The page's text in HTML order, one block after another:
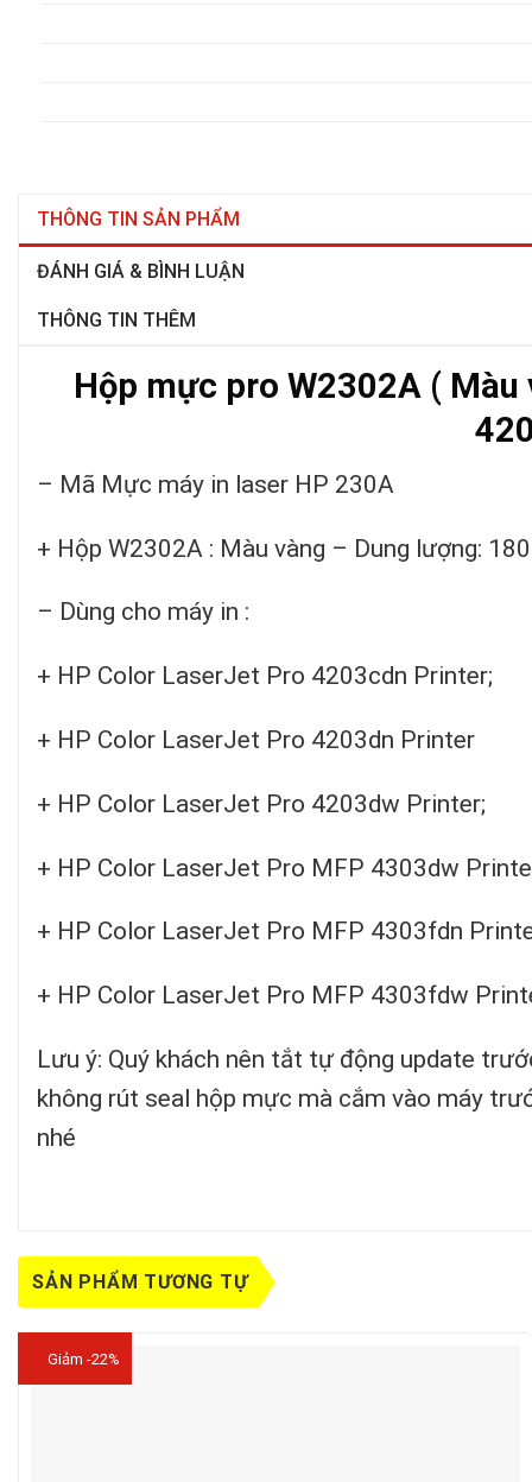
THÔNG TIN SẢN PHẨM
ĐÁNH GIÁ & BÌNH LUẬN
THÔNG TIN THÊM
Hộp mực pro W2302A (
– Mã Mực máy in laser HP 230A
+ Hộp W2302A : Màu vàng – Dung lượng:
– Dùng cho máy in :
+ HP Color LaserJet Pro 4203cdn Printer;
+ HP Color LaserJet Pro 4203dn Printer
+ HP Color LaserJet Pro 4203dw Printer;
+ HP Color LaserJet Pro MFP 4303dw
+ HP Color LaserJet Pro MFP 4303fdn
+ HP Color LaserJet Pro MFP 4303fdw
Lưu ý: Quý khách nên tắt tự động update
không rút seal hộp mực mà cắm vào máy
nhé
SẢN PHẨM TƯƠNG TỰ
Giảm -22%